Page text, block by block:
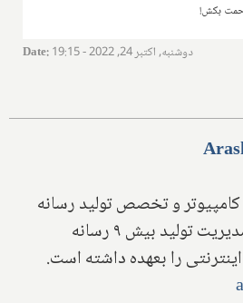
بکش!
Date: دوشنبه, اکتبر 24, 2022 - 19:15
و تخصص تولید رسانه
دیجیتال دارد و مدیریت تولید بیش ۹ رسانه
را بعهده داشته است.